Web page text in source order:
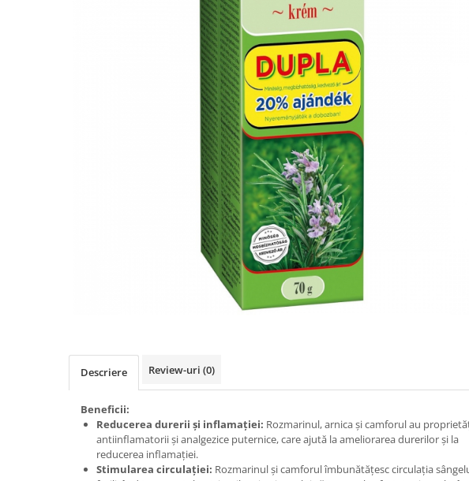
Descriere Review-uri (0)
Beneficii:
Reducerea durerii și inflamației: Rozmarinul, arnica și camforul au
antiinflamatorii și analgezice puternice, care ajută la ameliorarea durerilor și la
reducerea inflamației.
Stimularea circulației: Rozmarinul și camforul îmbunătățesc circulația